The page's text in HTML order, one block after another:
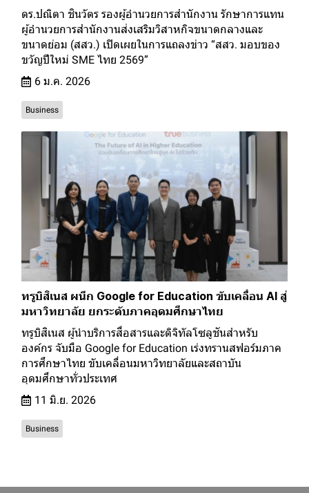
ดร.ปณิตา ชินวัตร รองผู้อำนวยการสำนักงาน รักษาการแทน
ผู้อำนวยการสำนักงานส่งเสริมวิสาหกิจขนาดกลางและ
ขนาดย่อม (สสว.) เปิดเผยในการแถลงข่าว “สสว. มอบของ
ขวัญปีใหม่ SME ไทย 2569”
6 ม.ค. 2026
Business
ทรูบิสิเนส ผนึก Google for Education ขับเคลื่อน AI สู่
มหาวิทยาลัย ยกระดับภาคอุดมศึกษาไทย
ทรูบิสิเนส ผู้นำบริการสื่อสารและดิจิทัลโซลูชันสำหรับ
องค์กร จับมือ Google for Education เร่งทรานสฟอร์มภาค
การศึกษาไทย ขับเคลื่อนมหาวิทยาลัยและสถาบัน
อุดมศึกษาทั่วประเทศ
11 มิ.ย. 2026
Business